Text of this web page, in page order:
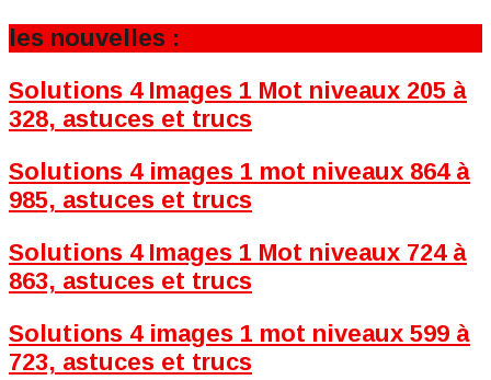
les nouvelles :
Solutions 4 Images 1 Mot niveaux 205 à
328, astuces et trucs
Solutions 4 images 1 mot niveaux 864 à
985, astuces et trucs
Solutions 4 Images 1 Mot niveaux 724 à
863, astuces et trucs
Solutions 4 images 1 mot niveaux 599 à
723, astuces et trucs